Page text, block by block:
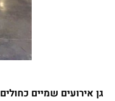
גן אירועים שמיים כחולים